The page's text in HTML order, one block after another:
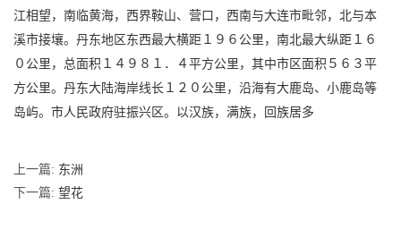
江相望，南临黄海，西界鞍山、营口，西南与大连市毗邻，北与本
溪市接壤。丹东地区东西最大横距１９６公里，南北最大纵距１６
０公里，总面积１４９８１．４平方公里，其中市区面积５６３平
方公里。丹东大陆海岸线长１２０公里，沿海有大鹿岛、小鹿岛等
岛屿。市人民政府驻振兴区。以汉族，满族，回族居多
上一篇: 东洲
下一篇: 望花